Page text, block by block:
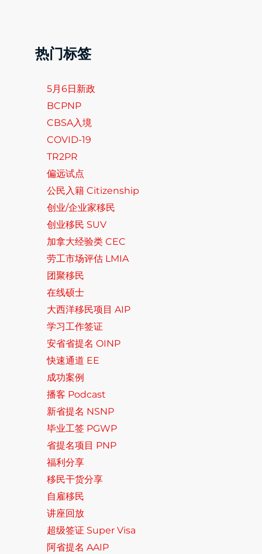
热门标签
5月6日新政
BCPNP
CBSA入境
COVID-19
TR2PR
偏远试点
公民入籍 Citizenship
创业/企业家移民
创业移民 SUV
加拿大经验类 CEC
劳工市场评估 LMIA
团聚移民
在线硕士
大西洋移民项目 AIP
学习工作签证
安省省提名 OINP
快速通道 EE
成功案例
播客 Podcast
新省提名 NSNP
毕业工签 PGWP
省提名项目 PNP
福利分享
移民干货分享
自雇移民
讲座回放
超级签证 Super Visa
阿省提名 AAIP